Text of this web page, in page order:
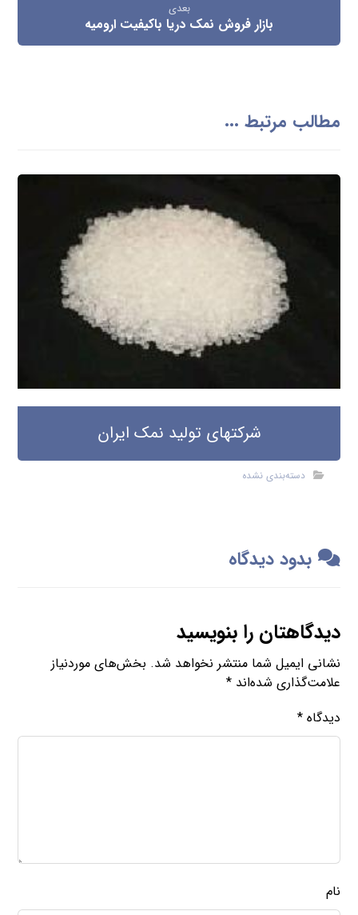
بعدی
بازار فروش نمک دریا باکیفیت ارومیه
مطالب مرتبط ...
شرکتهای تولید نمک ایران
دسته‌بندی نشده
بدود دیدگاه
دیدگاهتان را بنویسید
نشانی ایمیل شما منتشر نخواهد شد. بخش‌های موردنیاز
علامت‌گذاری شده‌اند*
دیدگاه*
نام